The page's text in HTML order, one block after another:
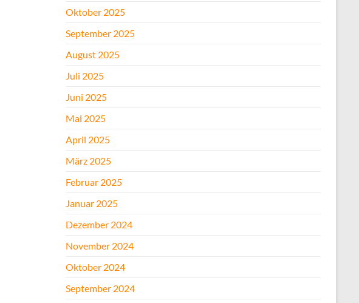
Oktober 2025
September 2025
August 2025
Juli 2025
Juni 2025
Mai 2025
April 2025
März 2025
Februar 2025
Januar 2025
Dezember 2024
November 2024
Oktober 2024
September 2024